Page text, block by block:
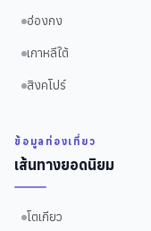
ฮ่องกง
เกาหลีใต้
สิงคโปร์
ข้อมูลท่องเที่ยว
เส้นทางยอดนิยม
โตเกียว